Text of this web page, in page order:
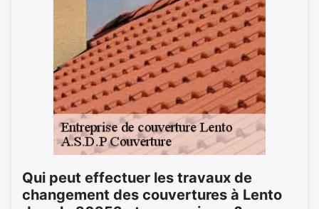
Qui peut effectuer les travaux de
changement des couvertures à Lento